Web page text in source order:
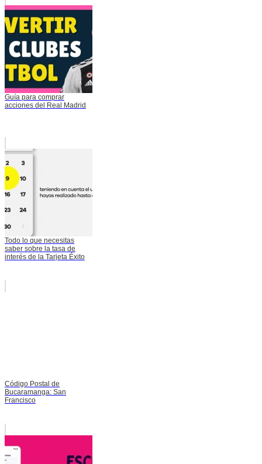
Guía para comprar
acciones del Real Madrid
Todo lo que necesitas
saber sobre la tasa de
interés de la Tarjeta Éxito
Código Postal de
Bucaramanga: San
Francisco